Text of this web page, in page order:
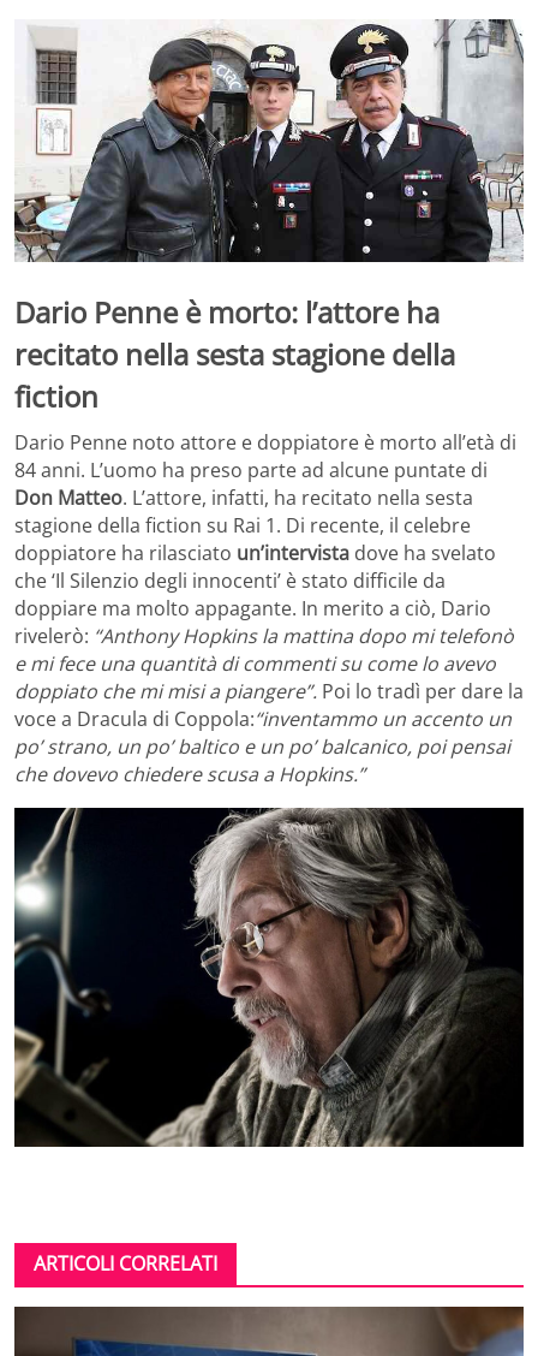
Dario Penne è morto: l’attore ha
recitato nella sesta stagione della
fiction
Dario Penne noto attore e doppiatore è morto all’età di
84 anni. L’uomo ha preso parte ad alcune puntate di
Don Matteo. L’attore, infatti, ha recitato nella sesta
stagione della fiction su Rai 1. Di recente, il celebre
doppiatore ha rilasciato un’intervista dove ha svelato
che ‘Il Silenzio degli innocenti’ è stato difficile da
doppiare ma molto appagante. In merito a ciò, Dario
rivelerò: “Anthony Hopkins la mattina dopo mi telefonò
e mi fece una quantità di commenti su come lo avevo
doppiato che mi misi a piangere”. Poi lo tradì per dare la
voce a Dracula di Coppola:“inventammo un accento un
po’ strano, un po’ baltico e un po’ balcanico, poi pensai
che dovevo chiedere scusa a Hopkins.”
ARTICOLI CORRELATI